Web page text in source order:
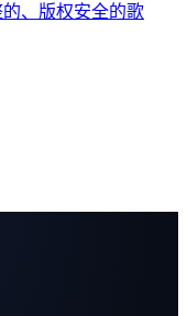
、版权安全的歌